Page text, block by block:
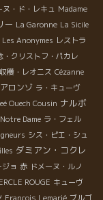
ヌ・ド・レキュ Madame
ー La Garonne La Sicile
Les Anonymes レストラ
クリストフ・パカレ
穫・レオニス Cézanne
ロンゾ ラ・キューヴ
Ouech Cousin ナルボ
Dame ラ・フェル
シス・ピエ・シュ
ダミアン・コクレ
ョ 赤 ドメーヌ・ルノ
ROUGE キューヴ